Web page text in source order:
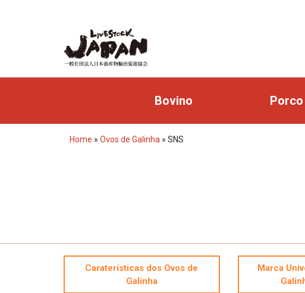
Bovino Porco
Home » Ovos de Galinha » SNS
Caraterísticas dos Ovos de
Galinha
Marca